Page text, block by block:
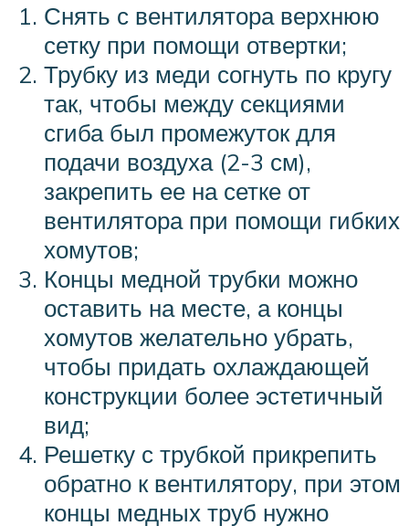
Снять с вентилятора верхнюю
сетку при помощи отвертки;
Трубку из меди согнуть по кругу
так, чтобы между секциями
сгиба был промежуток для
подачи воздуха (2-3 см),
закрепить ее на сетке от
вентилятора при помощи гибких
хомутов;
Концы медной трубки можно
оставить на месте, а концы
хомутов желательно убрать,
чтобы придать охлаждающей
конструкции более эстетичный
вид;
Решетку с трубкой прикрепить
обратно к вентилятору, при этом
концы медных труб нужно